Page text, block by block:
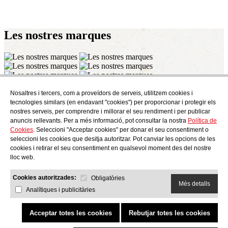
Nosaltres i tercers, com a proveïdors de serveis, utilitzem cookies i
tecnologies similars (en endavant "cookies") per proporcionar i protegir els
nostres serveis, per comprendre i millorar el seu rendiment i per publicar
anuncis rellevants. Per a més informació, pot consultar la nostra Política de
Cookies. Seleccioni "Acceptar cookies" per donar el seu consentiment o
seleccioni les cookies que desitja autoritzar. Pot canviar les opcions de les
cookies i retirar el seu consentiment en qualsevol moment des del nostre
lloc web.
Cookies autoritzades:
Obligatòries
Analítiques i publicitàries
Més detalls
Acceptar totes les cookies Rebutjar totes les cookies
Les nostres marques
Subscriu-te
Descobreix tot el que es cou a AudensFood.
He llegit i accepto laPolítica de Privacitat
NosaltresAudens news Productes Bloc gastronòmic Contacte
Treballa amb nosaltres
AUDENS FOOD S.A. C/ Jordi Camp, 25 - 08403 Granollers
Política de PrivacitatAvís Legal Política de Cookies Canal etic
Política de qualitat i medi ambient
COPYRIGHT © 2026 Audens Food